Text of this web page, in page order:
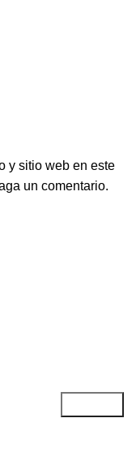
y sitio web en este
un comentario.